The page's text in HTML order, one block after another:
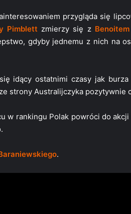
przygląda się
Pimblett zmierzy się z
gdyby jednemu z nich na
idący ostatnimi czasy jak
strony Australijczyka pozytywnie
w rankingu Polak powróci do
.